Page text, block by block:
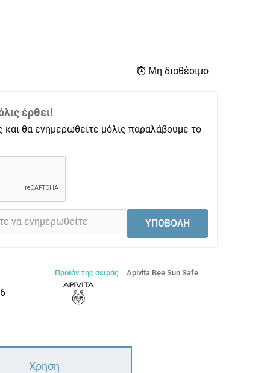
Μη διαθέσιμο
έρθει!
θα ενημερωθείτε μόλις παραλάβουμε το
ΥΠΟΒΟΛΗ
Προϊόν της σειράς Apivita Bee Sun Safe
Χρήση